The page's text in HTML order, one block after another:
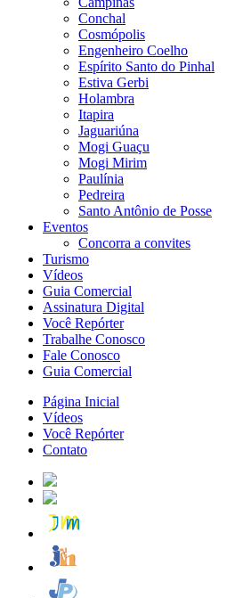
Conchal
Cosmópolis
Engenheiro Coelho
Espírito Santo do Pinhal
Estiva Gerbi
Holambra
Itapira
Jaguariúna
Mogi Guaçu
Mogi Mirim
Paulínia
Pedreira
Santo Antônio de Posse
Eventos
Concorra a convites
Turismo
Vídeos
Guia Comercial
Assinatura Digital
Você Repórter
Trabalhe Conosco
Fale Conosco
Guia Comercial
Página Inicial
Vídeos
Você Repórter
Contato